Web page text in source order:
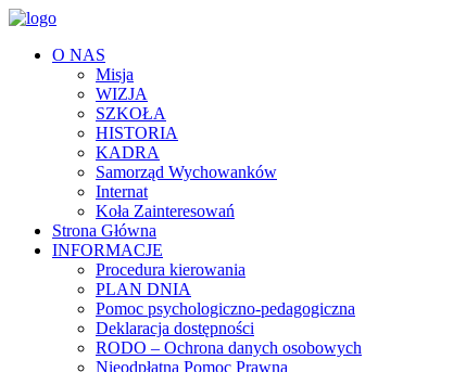
O NAS
Misja
WIZJA
SZKOŁA
HISTORIA
KADRA
Samorząd Wychowanków
Internat
Koła Zainteresowań
Strona Główna
INFORMACJE
Procedura kierowania
PLAN DNIA
Pomoc psychologiczno-pedagogiczna
Deklaracja dostępności
RODO – Ochrona danych osobowych
Nieodpłatna Pomoc Prawna